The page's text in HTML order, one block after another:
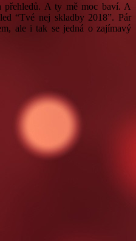
přehledů. A ty mě moc baví. A
“Tvé nej skladby 2018”. Pár
ale i tak se jedná o zajímavý